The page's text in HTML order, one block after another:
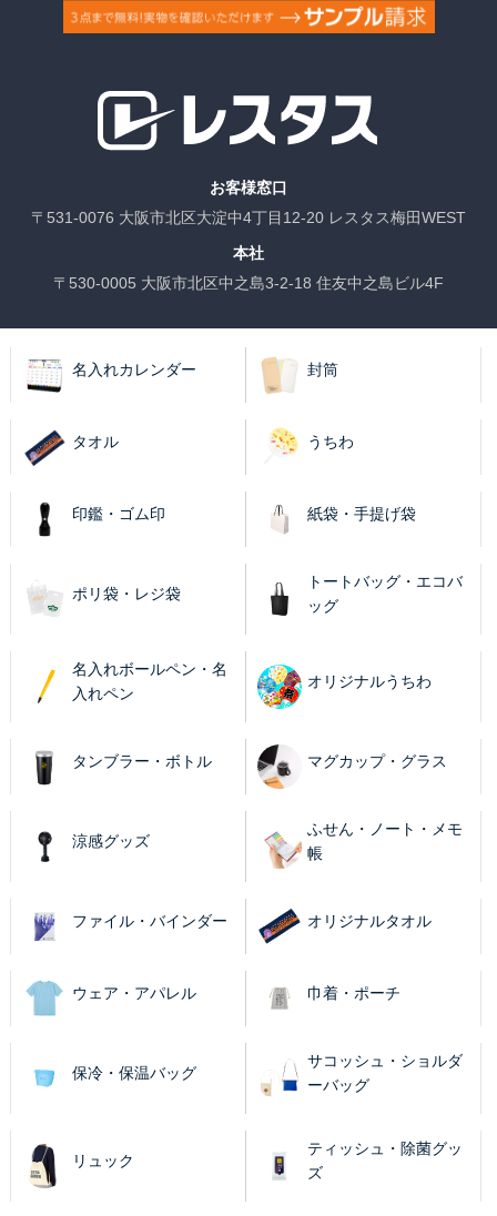
お客様窓口
〒531-0076 大阪市北区大淀中4丁目12-20 レスタス梅田WEST
本社
〒530-0005 大阪市北区中之島3-2-18 住友中之島ビル4F
名入れカレンダー 封筒
タオル うちわ
印鑑・ゴム印 紙袋・手提げ袋
ポリ袋・レジ袋
トートバッグ・エコバ
ッグ
名入れボールペン・名
入れペン
オリジナルうちわ
タンブラー・ボトル マグカップ・グラス
涼感グッズ
ふせん・ノート・メモ
帳
ファイル・バインダー オリジナルタオル
ウェア・アパレル 巾着・ポーチ
保冷・保温バッグ
サコッシュ・ショルダ
ーバッグ
リュック
ティッシュ・除菌グッ
ズ